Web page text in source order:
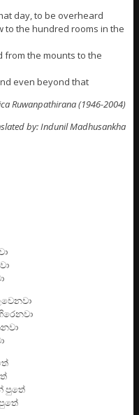
day, to be overheard
to the hundred rooms in the
from the mounts to the
even beyond that
Ruwanpathirana (1946-2004)
by: Indunil Madhusankha
පුතේ